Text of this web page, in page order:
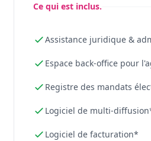
Ce qui est inclus.
Assistance juridique &
Espace back-office pour
Registre des mandats
Logiciel de multi-
Logiciel de facturation*